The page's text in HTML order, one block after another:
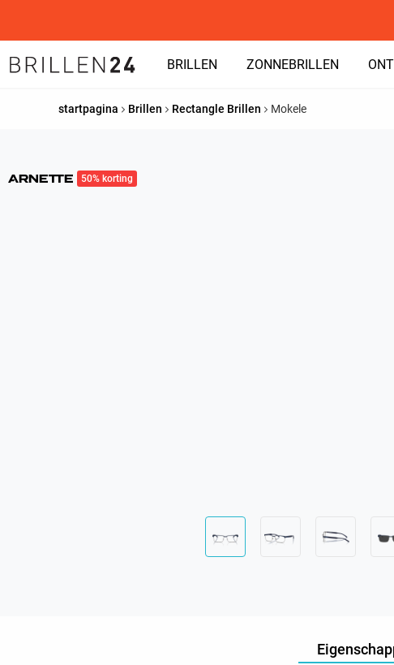
BRILLEN ZONNEBRILLEN
startpagina Brillen Rectangle Brillen Mokele
50% korting